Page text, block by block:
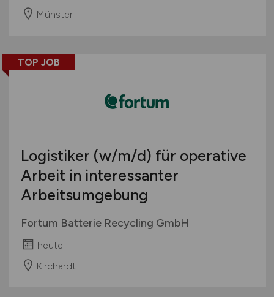
Münster
TOP JOB
Logistiker (w/m/d) für operative
Arbeit in interessanter
Arbeitsumgebung
Fortum Batterie Recycling GmbH
heute
Kirchardt